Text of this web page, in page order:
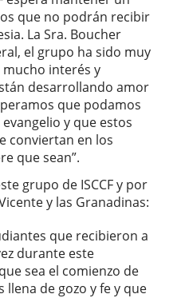
que no podrán recibir
La Sra. Boucher
el grupo ha sido muy
interés y
desarrollando amor
que podamos
y que estos
conviertan en los
que sean”.
grupo de ISCCF y por
y las Granadinas:
que recibieron a
durante este
sea el comienzo de
llena de gozo y fe y que